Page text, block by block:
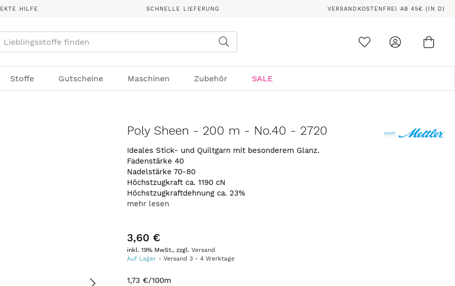
HILFE SCHNELLE LIEFERUNG VERSANDKOSTENFREI AB 45€ (IN D)
Stoffe Gutscheine Maschinen Zubehör SALE
Poly Sheen - 200 m - No.40 - 2720
Ideales Stick- und Quiltgarn mit besonderem Glanz.
Fadenstärke 40
Nadelstärke 70-80
Höchstzugkraft ca. 1190 cN
Höchstzugkraftdehnung ca. 23%
mehr lesen
3,60 €
inkl. 19% MwSt., zzgl.Versand
Auf Lager
Versand3 -4 Werktage
1,73 €/100m